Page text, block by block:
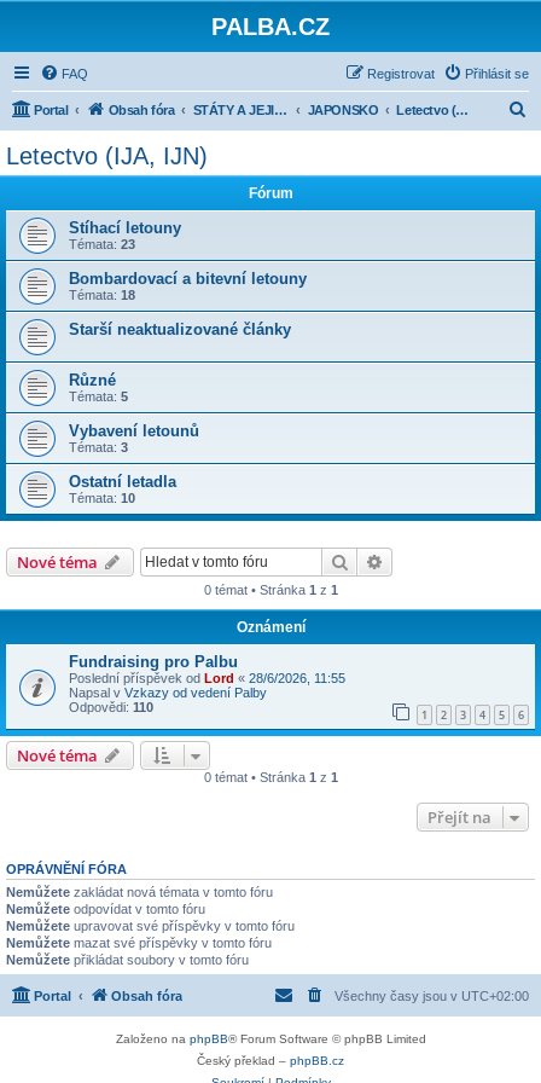
PALBA.CZ
FAQ Přihlásit se
Registrovat
Portal Obsah fóra STÁTY A JEJICH ARMÁDY 1918-1945 JAPONSKO Letectvo (IJA, IJN)
Letectvo (IJA, IJN)
Fórum
Stíhací letouny
Témata: 23
Bombardovací a bitevní letouny
Témata: 18
Starší neaktualizované články
Různé
Témata: 5
Vybavení letounů
Témata: 3
Ostatní letadla
Témata: 10
Nové téma Hledat
0 témat • Stránka 1 z 1
Oznámení
Fundraising pro Palbu
Poslední příspěvek od Lord « 28/6/2026, 11:55
Napsal v Vzkazy od vedení Palby
Odpovědi: 110 1 2 3 4 5 6
Nové téma
0 témat • Stránka 1 z 1
Přejít na
OPRÁVNĚNÍ FÓRA
Nemůžete zakládat nová témata v tomto fóru
Nemůžete odpovídat v tomto fóru
Nemůžete upravovat své příspěvky v tomto fóru
Nemůžete mazat své příspěvky v tomto fóru
Nemůžete přikládat soubory v tomto fóru
Portal Obsah fóra Všechny časy jsou v UTC+02:00
Založeno na phpBB® Forum Software © phpBB Limited
Český překlad – phpBB.cz